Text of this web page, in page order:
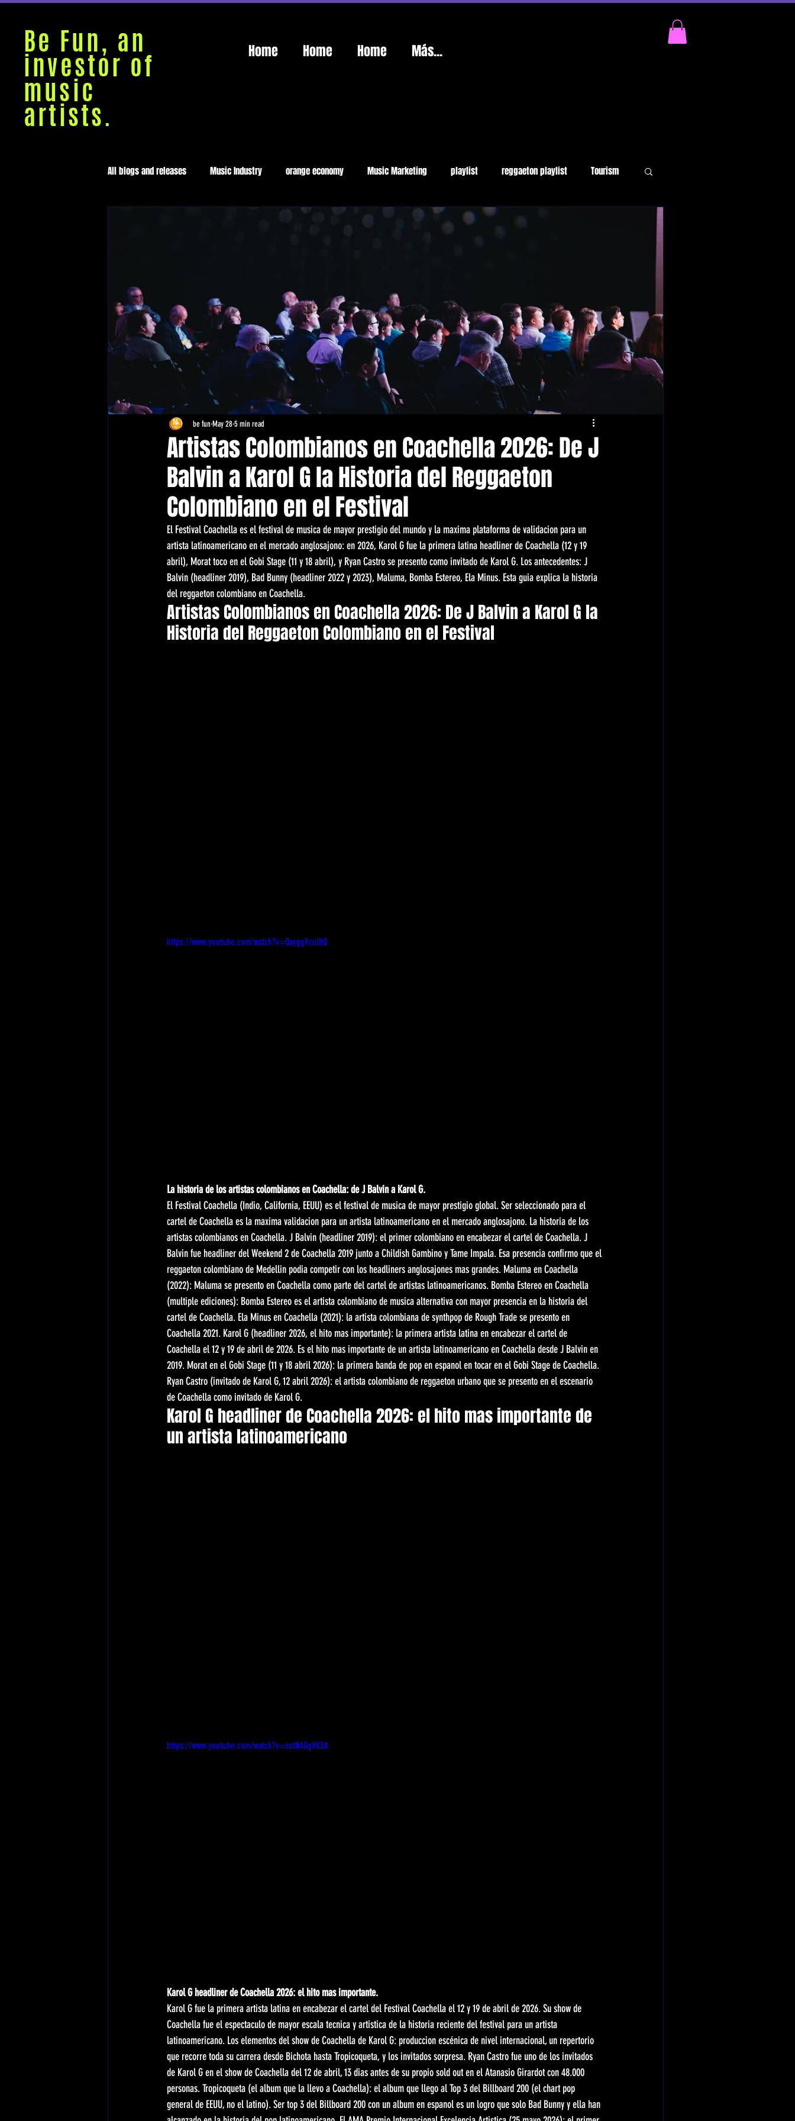
Be Fun, an
investor of
music
artists.
Home Home Home Más...
All blogs and releases Music Industry orange economy Music Marketing playlist reggaeton playlist Tourism
Artistas Colombianos en Coachella 2026: De J
Balvin a Karol G la Historia del Reggaeton
Colombiano en el Festival
be fun May 285 min read
El Festival Coachella es el festival de musica de mayor prestigio del mundo y la maxima plataforma de validacion para un
artista latinoamericano en el mercado anglosajono: en 2026, Karol G fue la primera latina headliner de Coachella (12 y 19
abril), Morat toco en el Gobi Stage (11 y 18 abril), y Ryan Castro se presento como invitado de Karol G. Los antecedentes: J
Balvin (headliner 2019), Bad Bunny (headliner 2022 y 2023), Maluma, Bomba Estereo, Ela Minus. Esta guia explica la historia
del reggaeton colombiano en Coachella.
Artistas Colombianos en Coachella 2026: De J Balvin a Karol G la
Historia del Reggaeton Colombiano en el Festival
https://www.youtube.com/watch?v=QayggVcuUtQ
La historia de los artistas colombianos en Coachella: de J Balvin a Karol G.
El Festival Coachella (Indio, California, EEUU) es el festival de musica de mayor prestigio global. Ser seleccionado para el
cartel de Coachella es la maxima validacion para un artista latinoamericano en el mercado anglosajono. La historia de los
artistas colombianos en Coachella. J Balvin (headliner 2019): el primer colombiano en encabezar el cartel de Coachella. J
Balvin fue headliner del Weekend 2 de Coachella 2019 junto a Childish Gambino y Tame Impala. Esa presencia confirmo que el
reggaeton colombiano de Medellin podia competir con los headliners anglosajones mas grandes. Maluma en Coachella
(2022): Maluma se presento en Coachella como parte del cartel de artistas latinoamericanos. Bomba Estereo en Coachella
(multiple ediciones): Bomba Estereo es el artista colombiano de musica alternativa con mayor presencia en la historia del
cartel de Coachella. Ela Minus en Coachella (2021): la artista colombiana de synthpop de Rough Trade se presento en
Coachella 2021. Karol G (headliner 2026, el hito mas importante): la primera artista latina en encabezar el cartel de
Coachella el 12 y 19 de abril de 2026. Es el hito mas importante de un artista latinoamericano en Coachella desde J Balvin en
2019. Morat en el Gobi Stage (11 y 18 abril 2026): la primera banda de pop en espanol en tocar en el Gobi Stage de Coachella.
Ryan Castro (invitado de Karol G, 12 abril 2026): el artista colombiano de reggaeton urbano que se presento en el escenario
de Coachella como invitado de Karol G.
Karol G headliner de Coachella 2026: el hito mas importante de
un artista latinoamericano
https://www.youtube.com/watch?v=sntN4GgVK38
Karol G headliner de Coachella 2026: el hito mas importante.
Karol G fue la primera artista latina en encabezar el cartel del Festival Coachella el 12 y 19 de abril de 2026. Su show de
Coachella fue el espectaculo de mayor escala tecnica y artistica de la historia reciente del festival para un artista
latinoamericano. Los elementos del show de Coachella de Karol G: produccion escénica de nivel internacional, un repertorio
que recorre toda su carrera desde Bichota hasta Tropicoqueta, y los invitados sorpresa. Ryan Castro fue uno de los invitados
de Karol G en el show de Coachella del 12 de abril, 13 dias antes de su propio sold out en el Atanasio Girardot con 48.000
personas. Tropicoqueta (el album que la llevo a Coachella): el album que llego al Top 3 del Billboard 200 (el chart pop
general de EEUU, no el latino). Ser top 3 del Billboard 200 con un album en espanol es un logro que solo Bad Bunny y ella han